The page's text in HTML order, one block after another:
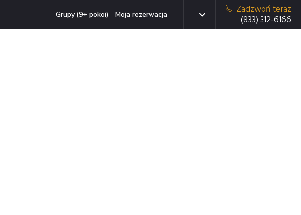
Grupy (9+ pokoi) Moja rezerwacja
Zadzwoń teraz
(833) 312-6166